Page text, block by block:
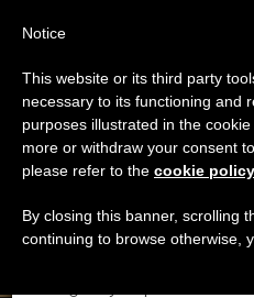
DÍA
Marzo
ÚLTIMAS NOTICIAS
Aviso importante
Del 27 de julio al 7 de
anual, aprovechando que
se generan menos
Notice
This website or its third party
necessary to its functioning and
purposes illustrated in the
more or withdraw your consent
please refer to the cookie policy
By closing this banner, scrolling
continuing to browse otherwise,